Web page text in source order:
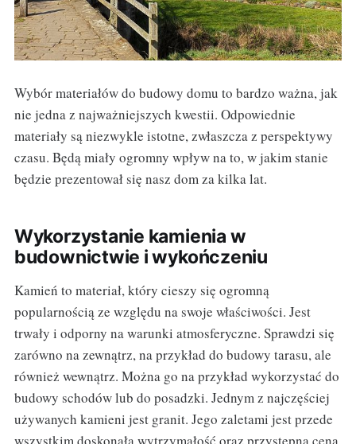
Wybór materiałów do budowy domu to bardzo ważna, jak
nie jedna z najważniejszych kwestii. Odpowiednie
materiały są niezwykle istotne, zwłaszcza z perspektywy
czasu. Będą miały ogromny wpływ na to, w jakim stanie
będzie prezentował się nasz dom za kilka lat.
Wykorzystanie kamienia w
budownictwie i wykończeniu
Kamień to materiał, który cieszy się ogromną
popularnością ze względu na swoje właściwości. Jest
trwały i odporny na warunki atmosferyczne. Sprawdzi się
zarówno na zewnątrz, na przykład do budowy tarasu, ale
również wewnątrz. Można go na przykład wykorzystać do
budowy schodów lub do posadzki. Jednym z najczęściej
używanych kamieni jest granit. Jego zaletami jest przede
wszystkim doskonała wytrzymałość oraz przystępna cena.